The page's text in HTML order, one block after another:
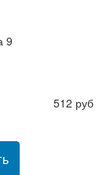
9
512 руб